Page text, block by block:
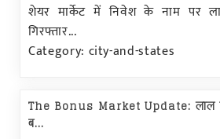
शेयर मार्केट में निवेश के नाम पर
गिरफ्तार...
Category: city-and-states
The Bonus Market Update: लाल
ब...